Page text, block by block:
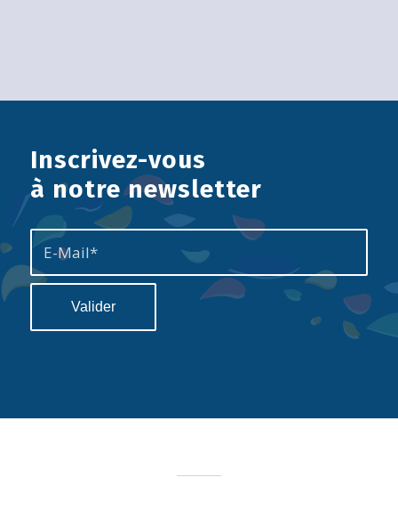
Inscrivez-vous
à notre newsletter